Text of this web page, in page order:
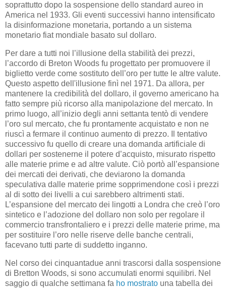
soprattutto dopo la sospensione dello standard aureo in
America nel 1933. Gli eventi successivi hanno intensificato
la disinformazione monetaria, portando a un sistema
monetario fiat mondiale basato sul dollaro.
Per dare a tutti noi l’illusione della stabilità dei prezzi,
l’accordo di Breton Woods fu progettato per promuovere il
biglietto verde come sostituto dell’oro per tutte le altre valute.
Questo aspetto dell'illusione finì nel 1971. Da allora, per
mantenere la credibilità del dollaro, il governo americano ha
fatto sempre più ricorso alla manipolazione del mercato. In
primo luogo, all’inizio degli anni settanta tentò di vendere
l’oro sul mercato, che fu prontamente acquistato e non ne
riuscì a fermare il continuo aumento di prezzo. Il tentativo
successivo fu quello di creare una domanda artificiale di
dollari per sostenerne il potere d’acquisto, misurato rispetto
alle materie prime e ad altre valute. Ciò portò all’espansione
dei mercati dei derivati, che deviarono la domanda
speculativa dalle materie prime sopprimendone così i prezzi
al di sotto dei livelli a cui sarebbero altrimenti stati.
L’espansione del mercato dei lingotti a Londra che creò l’oro
sintetico e l’adozione del dollaro non solo per regolare il
commercio transfrontaliero e i prezzi delle materie prime, ma
per sostituire l’oro nelle riserve delle banche centrali,
facevano tutti parte di suddetto inganno.
Nel corso dei cinquantadue anni trascorsi dalla sospensione
di Bretton Woods, si sono accumulati enormi squilibri. Nel
saggio di qualche settimana fa ho mostrato una tabella dei